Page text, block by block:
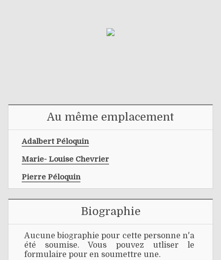
Au même emplacement
Adalbert Péloquin
Marie- Louise Chevrier
Pierre Péloquin
Biographie
Aucune biographie pour cette personne n'a
été soumise. Vous pouvez utliser le
formulaire pour en soumettre une.